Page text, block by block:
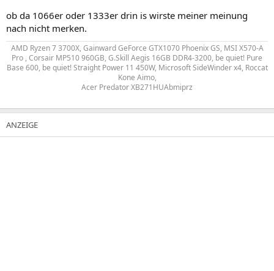
ob da 1066er oder 1333er drin is wirste meiner meinung
nach nicht merken.
AMD Ryzen 7 3700X, Gainward GeForce GTX1070 Phoenix GS, MSI X570-A
Pro , Corsair MP510 960GB, G.Skill Aegis 16GB DDR4-3200, be quiet! Pure
Base 600, be quiet! Straight Power 11 450W, Microsoft SideWinder x4, Roccat
Kone Aimo,
Acer Predator XB271HUAbmiprz